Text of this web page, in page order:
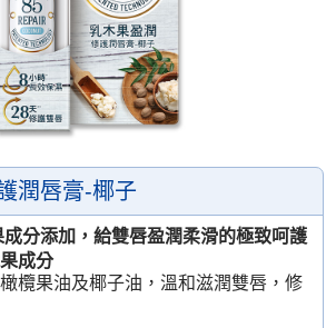
潤唇膏-椰子
分添加，給雙唇盈潤柔滑的極致呵護
成分
欖果油及椰子油，溫和滋潤雙唇，修